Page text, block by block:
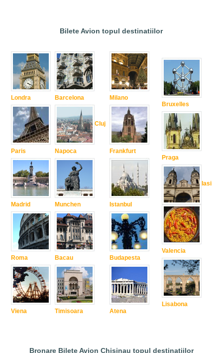
Bilete Avion topul destinatiilor
Londra
Paris
Madrid
Roma
Viena
Barcelona
Cluj
Napoca
Munchen
Bacau
Timisoara
Milano
Frankfurt
Istanbul
Budapesta
Atena
Bruxelles
Praga
Iasi
Valencia
Lisabona
Bronare Bilete Avion Chisinau topul destinatiilor